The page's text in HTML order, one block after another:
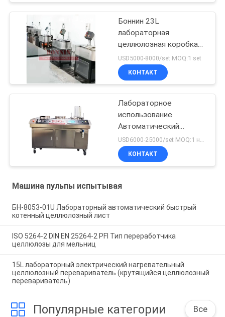
Боннин 23L
лабораторная
целлюлозная коробка
класса долины
USD5000-8000/set MOQ:1 set
КОНТАКТ
Лабораторное
использование
Автоматический
быстрый котен-лист
для бумажной
целлюлозы
USD6000-25000/set MOQ:1 набор
КОНТАКТ
Машина пульпы испытывая
БН-8053-01U Лабораторный автоматический быстрый
котенный целлюлозный лист
ISO 5264-2 DIN EN 25264-2 PFI Тип переработчика
целлюлозы для мельниц
15L лабораторный электрический нагревательный
целлюлозный перевариватель (крутящийся целлюлозный
перевариватель)
Популярные категории Все